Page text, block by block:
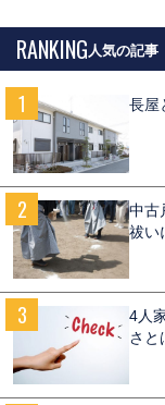
RANKING
長屋
中古
祓い
4人
さと